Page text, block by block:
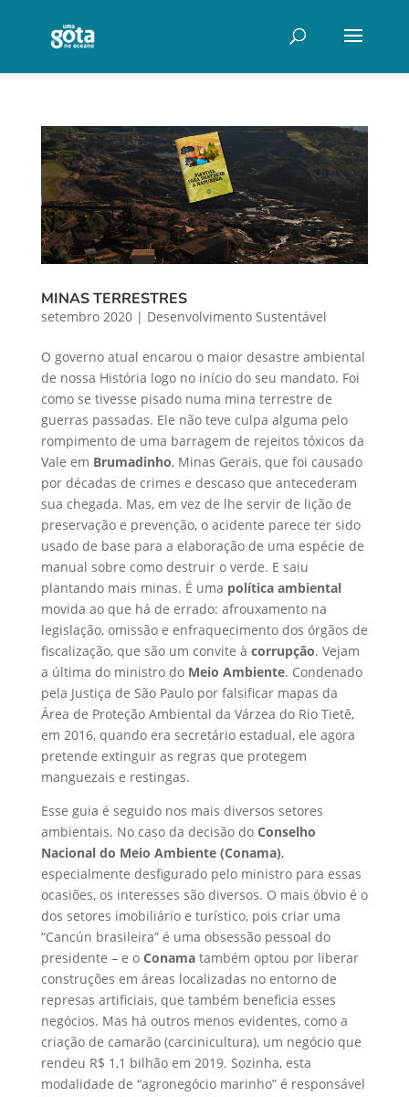
MINAS TERRESTRES
setembro 2020| Desenvolvimento Sustentável
O governo atual encarou o maior desastre ambiental
de nossa História logo no início do seu mandato. Foi
como se tivesse pisado numa mina terrestre de
guerras passadas. Ele não teve culpa alguma pelo
rompimento de uma barragem de rejeitos tóxicos da
Vale em Brumadinho, Minas Gerais, que foi causado
por décadas de crimes e descaso que antecederam
sua chegada. Mas, em vez de lhe servir de lição de
preservação e prevenção, o acidente parece ter sido
usado de base para a elaboração de uma espécie de
manual sobre como destruir o verde. E saiu
plantando mais minas. É uma política ambiental
movida ao que há de errado: afrouxamento na
legislação, omissão e enfraquecimento dos órgãos de
fiscalização, que são um convite à corrupção. Vejam
a última do ministro do Meio Ambiente. Condenado
pela Justiça de São Paulo por falsificar mapas da
Área de Proteção Ambiental da Várzea do Rio Tietê,
em 2016, quando era secretário estadual, ele agora
pretende extinguir as regras que protegem
manguezais e restingas.
Esse guia é seguido nos mais diversos setores
ambientais. No caso da decisão do Conselho
Nacional do Meio Ambiente (Conama),
especialmente desfigurado pelo ministro para essas
ocasiões, os interesses são diversos. O mais óbvio é o
dos setores imobiliário e turístico, pois criar uma
“Cancún brasileira” é uma obsessão pessoal do
presidente – e o Conamatambém optou por liberar
construções em áreas localizadas no entorno de
represas artificiais, que também beneficia esses
negócios. Mas há outros menos evidentes, como a
criação de camarão (carcinicultura), um negócio que
rendeu R$ 1,1 bilhão em 2019. Sozinha, esta
modalidade de “agronegócio marinho” é responsável